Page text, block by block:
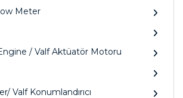
Meter
/ Valf Aktüatör Motoru
Valf Konumlandırıcı